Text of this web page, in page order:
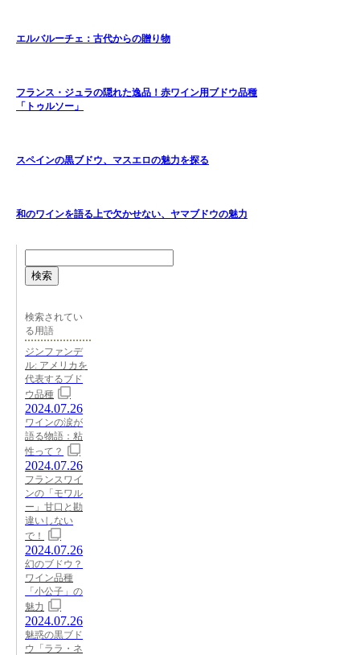
エルバルーチェ：古代からの贈り物
フランス・ジュラの隠れた逸品！赤ワイン用ブドウ品種
「トゥルソー」
スペインの黒ブドウ、マスエロの魅力を探る
和のワインを語る上で欠かせない、ヤマブドウの魅力
検索
検索されてい
る用語
ジンファンデ
ル: アメリカを
代表するブド
ウ品種
2024.07.26
ワインの涙が
語る物語：粘
性って？
2024.07.26
フランスワイ
ンの「モワル
ー」甘口と勘
違いしない
で！
2024.07.26
幻のブドウ？
ワイン品種
「小公子」の
魅力
2024.07.26
魅惑の黒ブド
ウ「ララ・ネ